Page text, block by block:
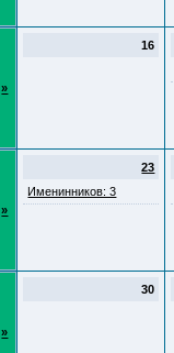
»
16
»
23
Именинников: 3
»
30